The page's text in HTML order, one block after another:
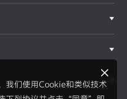
我们使用Cookie和类似技术